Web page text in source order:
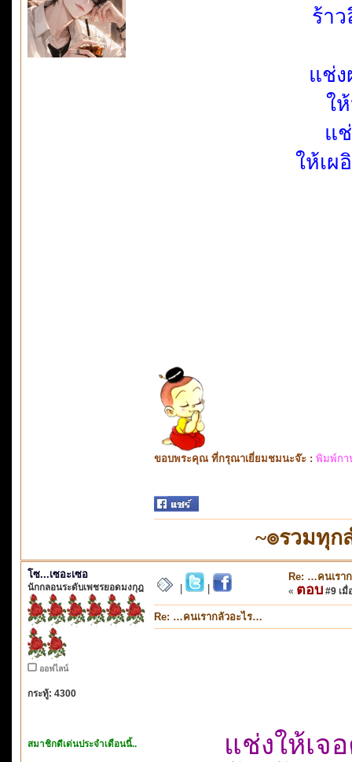
ร้าว
แช่
ใ
แ
ให้เผ
ขอบพระคุณ ที่กรุณาเยี่ยมชมนะจ๊ะ : พิมพ์กา
~๏รวมทุ
โซ...เซอะเซอ
นักกลอนระดับเพชรยอดมงกุฎ
ออฟไลน์
กระทู้: 4300
สมาชิกดีเด่นประจำเดือนนี้..
Re: …คนเรา
« ตอบ #9 เมื่
Re: …คนเรากลัวอะไร…
แช่งให้เจ